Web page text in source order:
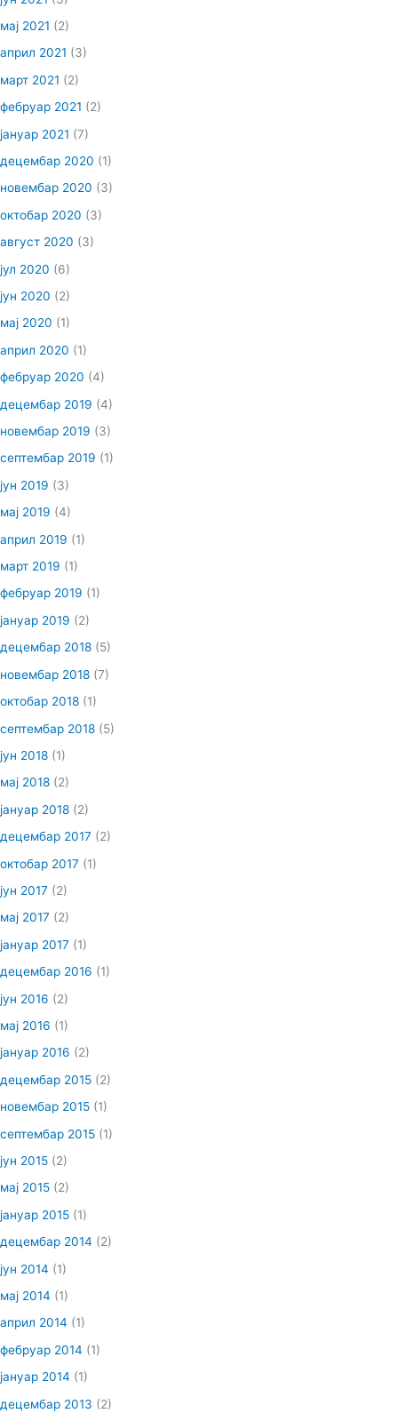
мај 2021 (2)
април 2021 (3)
март 2021 (2)
фебруар 2021 (2)
јануар 2021 (7)
децембар 2020 (1)
новембар 2020 (3)
октобар 2020 (3)
август 2020 (3)
јул 2020 (6)
јун 2020 (2)
мај 2020 (1)
април 2020 (1)
фебруар 2020 (4)
децембар 2019 (4)
новембар 2019 (3)
септембар 2019 (1)
јун 2019 (3)
мај 2019 (4)
април 2019 (1)
март 2019 (1)
фебруар 2019 (1)
јануар 2019 (2)
децембар 2018 (5)
новембар 2018 (7)
октобар 2018 (1)
септембар 2018 (5)
јун 2018 (1)
мај 2018 (2)
јануар 2018 (2)
децембар 2017 (2)
октобар 2017 (1)
јун 2017 (2)
мај 2017 (2)
јануар 2017 (1)
децембар 2016 (1)
јун 2016 (2)
мај 2016 (1)
јануар 2016 (2)
децембар 2015 (2)
новембар 2015 (1)
септембар 2015 (1)
јун 2015 (2)
мај 2015 (2)
јануар 2015 (1)
децембар 2014 (2)
јун 2014 (1)
мај 2014 (1)
април 2014 (1)
фебруар 2014 (1)
јануар 2014 (1)
децембар 2013 (2)